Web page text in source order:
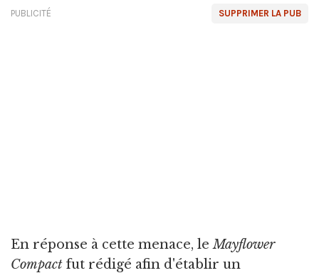
SUPPRIMER LA PUB
PUBLICITÉ
En réponse à cette menace, leMayflower
Compact fut rédigé afin d'établir un